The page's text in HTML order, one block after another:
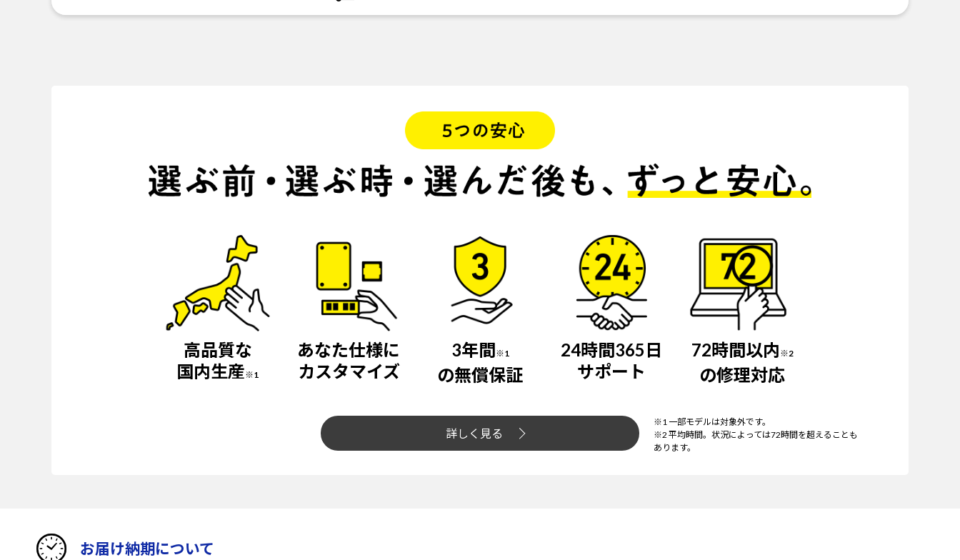
高品質な
国内生産※1
あなた仕様に
カスタマイズ
3年間※1
の無償保証
24時間365日
サポート
72時間以内 ※2
の修理対応
詳しく見る
※1 一部モデルは対象外です。
※2 平均時間。状況によっては72時間を超えることも
あります。
お届け納期について